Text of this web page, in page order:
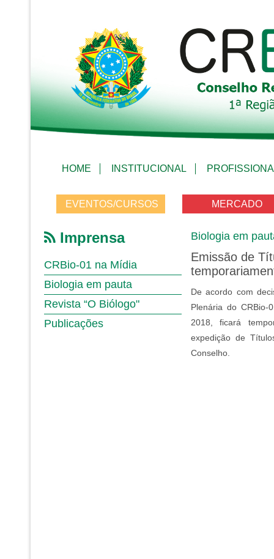
HOME INSTITUCIONAL
EVENTOS/CURSOS MERCADO
Imprensa
CRBio-01 na Mídia
Biologia em pauta
Revista “O Biólogo"
Publicações
Biologia em
Emissão de
De acordo com
Plenária do
2018, ficará
expedição de
Conselho.